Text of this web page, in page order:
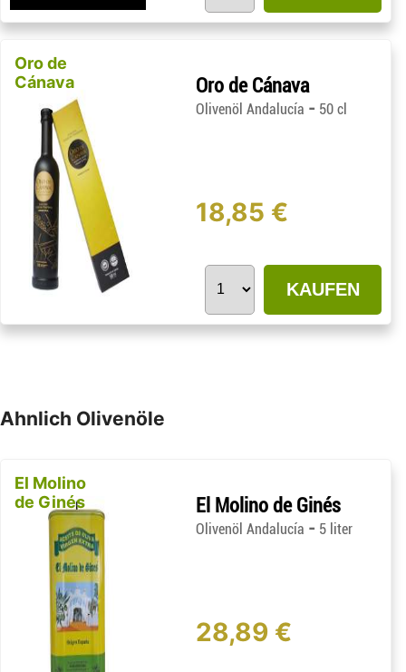
Oro de
Cánava
Oro de Cánava
Olivenöl Andalucía - 50 cl
18,85 €
KAUFEN
Ahnlich Olivenöle
El Molino
de Ginés
El Molino de Ginés
Olivenöl Andalucía - 5 liter
28,89 €